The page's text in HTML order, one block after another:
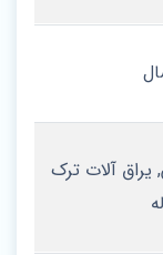
یراق آلات ترک